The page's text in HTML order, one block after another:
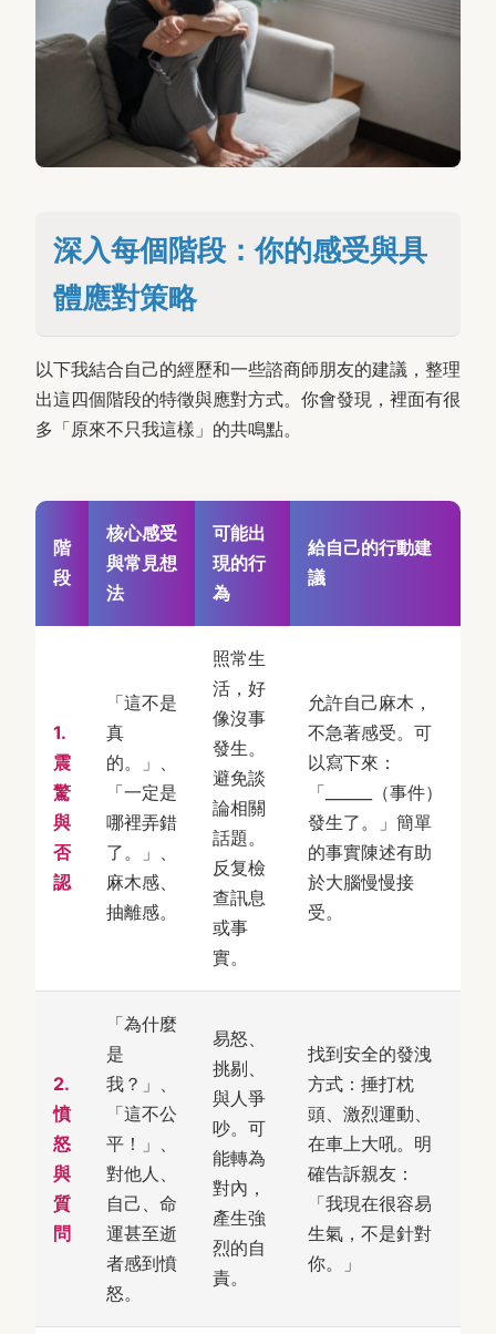
深入每個階段：你的感受與具
體應對策略
以下我結合自己的經歷和一些諮商師朋友的建議，整理
出這四個階段的特徵與應對方式。你會發現，裡面有很
多「原來不只我這樣」的共鳴點。
階
段
核心感受
與常見想
法
可能出
現的行
為
給自己的行動建
議
1.
震
驚
與
否
認
「這不是
真
的。」、
「一定是
哪裡弄錯
了。」、
麻木感、
抽離感。
照常生
活，好
像沒事
發生。
避免談
論相關
話題。
反复檢
查訊息
或事
實。
允許自己麻木，
不急著感受。可
以寫下來：
「______（事件）
發生了。」簡單
的事實陳述有助
於大腦慢慢接
受。
2.
憤
怒
與
質
問
「為什麼
是
我？」、
「這不公
平！」、
對他人、
自己、命
運甚至逝
者感到憤
怒。
易怒、
挑剔、
與人爭
吵。可
能轉為
對內，
產生強
烈的自
責。
找到安全的發洩
方式：捶打枕
頭、激烈運動、
在車上大吼。明
確告訴親友：
「我現在很容易
生氣，不是針對
你。」